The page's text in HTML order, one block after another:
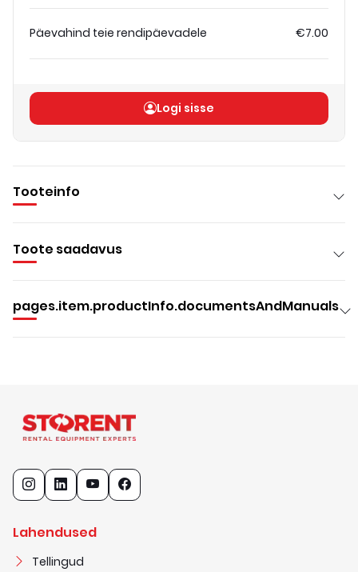
Päevahind teie rendipäevadele €7.00
Logi sisse
Tooteinfo
Toote saadavus
pages.item.productInfo.documentsAndManuals
Lahendused
Tellingud